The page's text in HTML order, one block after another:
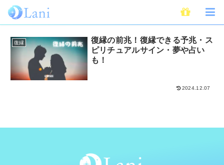
スピリチュアル
復縁
復縁の前兆！復縁できる予兆・ス
ピリチュアルサイン・夢や占い
も！
2024.12.07